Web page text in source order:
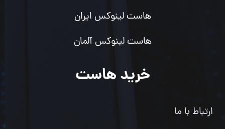
هاست لینوکس ایران
هاست لینوکس آلمان
خرید هاست
ارتباط با ما